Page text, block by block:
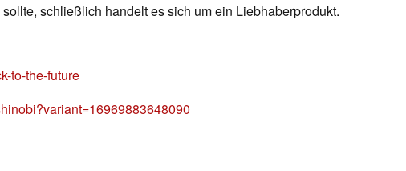
schließlich handelt es sich um ein Liebhaberprodukt.
to-the-future